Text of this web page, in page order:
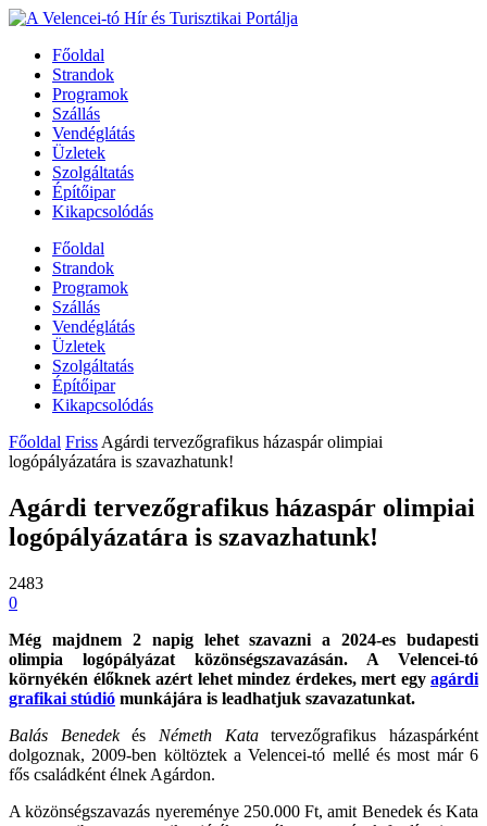
Főoldal
Strandok
Programok
Szállás
Vendéglátás
Üzletek
Szolgáltatás
Építőipar
Kikapcsolódás
Főoldal
Strandok
Programok
Szállás
Vendéglátás
Üzletek
Szolgáltatás
Építőipar
Kikapcsolódás
Főoldal Friss Agárdi tervezőgrafikus házaspár olimpiai
logópályázatára is szavazhatunk!
Agárdi tervezőgrafikus házaspár olimpiai
logópályázatára is szavazhatunk!
2483
0
Még majdnem 2 napig lehet szavazni a 2024-es budapesti
olimpia logópályázat közönségszavazásán. A Velencei-tó
környékén élőknek azért lehet mindez érdekes, mert egy agárdi
grafikai stúdió munkájára is leadhatjuk szavazatunkat.
Balás Benedekés Németh Katatervezőgrafikus házaspárként
dolgoznak, 2009-ben költöztek a Velencei-tó mellé és most már 6
fős családként élnek Agárdon.
A közönségszavazás nyereménye 250.000 Ft, amit Benedek és Kata